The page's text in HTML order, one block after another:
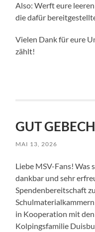
Also: Werft eure
die dafür
Vielen Dank für eure
zählt!
GUT
MAI 13, 2026
Liebe MSV-Fans! Was
dankbar und sehr
Spendenbereitschaft
in Kooperation mit
Kolpingsfamilie